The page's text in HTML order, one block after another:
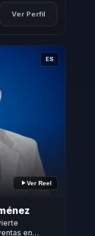
Ver Perfil
ES
Ver Reel
en